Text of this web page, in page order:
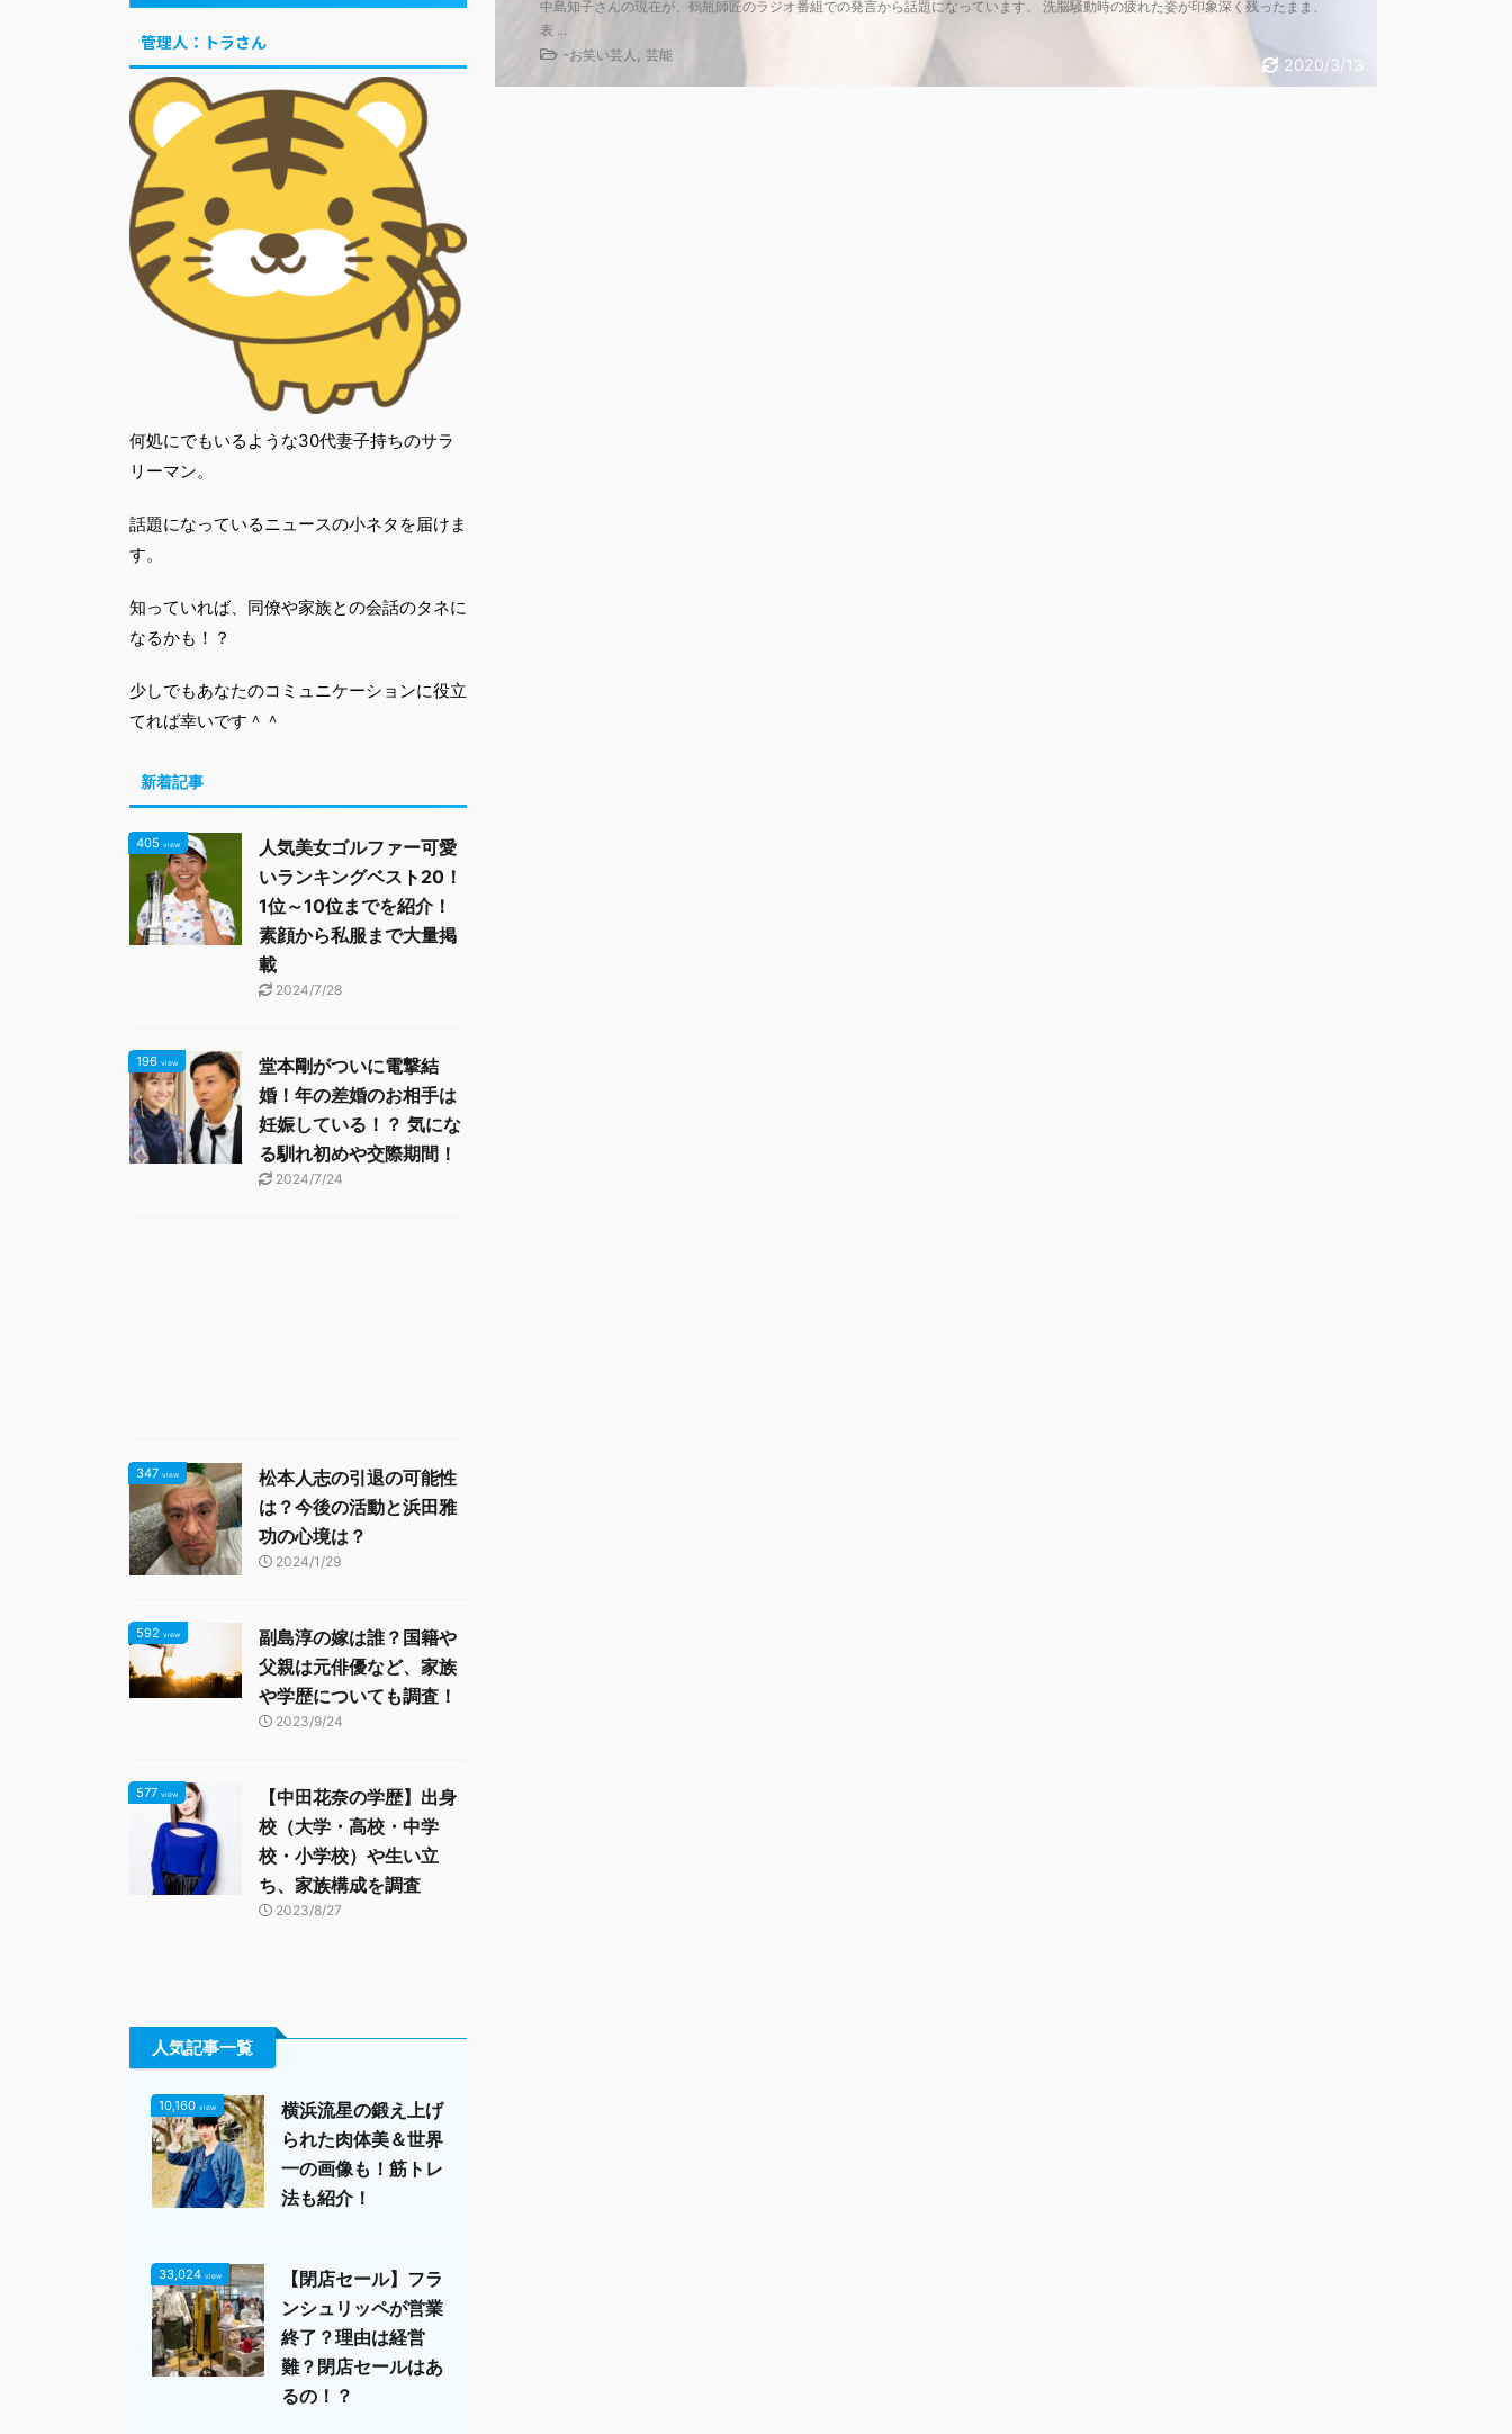
2020/3/13
中島知子さんの現在が、鶴瓶師匠のラジオ番組での発言から話題になっています。 洗脳騒動時の疲れた姿が印象深く残ったまま、
表 ...
-お笑い芸人 , 芸能
管理人：トラさん
何処にでもいるような30代妻子持ちのサラ
リーマン。
話題になっているニュースの小ネタを届けま
す。
知っていれば、同僚や家族との会話のタネに
なるかも！？
少しでもあなたのコミュニケーションに役立
てれば幸いです＾＾
新着記事
405 view
人気美女ゴルファー可愛
いランキングベスト20！
1位～10位までを紹介！
素顔から私服まで大量掲
載
2024/7/28
196 view
堂本剛がついに電撃結
婚！年の差婚のお相手は
妊娠している！？ 気にな
る馴れ初めや交際期間！
2024/7/24
347 view
松本人志の引退の可能性
は？今後の活動と浜田雅
功の心境は？
2024/1/29
592 view
副島淳の嫁は誰？国籍や
父親は元俳優など、家族
や学歴についても調査！
2023/9/24
577 view
【中田花奈の学歴】出身
校（大学・高校・中学
校・小学校）や生い立
ち、家族構成を調査
2023/8/27
人気記事一覧
10,160 view
横浜流星の鍛え上げ
られた肉体美＆世界
一の画像も！筋トレ
法も紹介！
33,024 view
【閉店セール】フラ
ンシュリッペが営業
終了？理由は経営
難？閉店セールはあ
るの！？